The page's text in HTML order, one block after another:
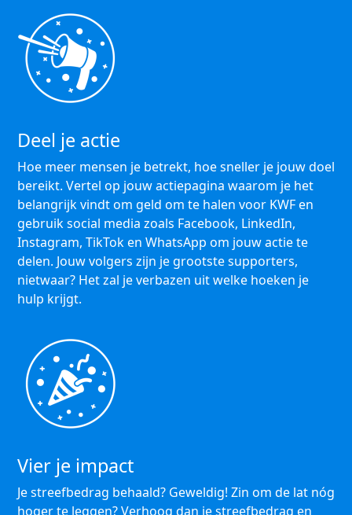
Deel je actie
Hoe meer mensen je betrekt, hoe sneller je jouw doel
bereikt. Vertel op jouw actiepagina waarom je het
belangrijk vindt om geld om te halen voor KWF en
gebruik social media zoals Facebook, LinkedIn,
Instagram, TikTok en WhatsApp om jouw actie te
delen. Jouw volgers zijn je grootste supporters,
nietwaar? Het zal je verbazen uit welke hoeken je
hulp krijgt.
Vier je impact
Je streefbedrag behaald? Geweldig! Zin om de lat nóg
hoger te leggen? Verhoog dan je streefbedrag en